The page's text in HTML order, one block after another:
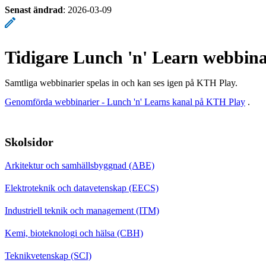
Senast ändrad: 2026-03-09
Tidigare Lunch 'n' Learn
Samtliga webbinarier spelas in och kan ses igen på KTH Play.
Genomförda webbinarier - Lunch 'n' Learns kanal på KTH Play .
Skolsidor
Arkitektur och samhällsbyggnad (ABE)
Elektroteknik och datavetenskap (EECS)
Industriell teknik och management (ITM)
Kemi, bioteknologi och hälsa (CBH)
Teknikvetenskap (SCI)